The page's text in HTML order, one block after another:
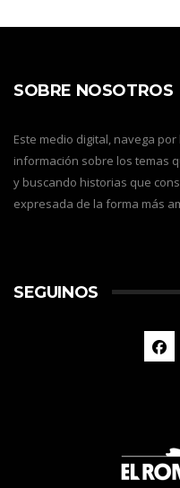
SOBRE NOSOTROS
Este medio digital, navega
información sobre los temas
y buscando historias que
expresada de la forma más
SEGUINOS